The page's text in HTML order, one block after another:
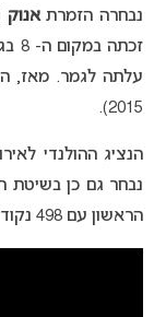
נבחרה הזמרתאנוק
עלתה לגמר. מאז,
2015).
הנציג ההולנדי
נבחר גם כן בשיטת
הראשון עם 498 נקודות לאחר 44 שנים ללא זכייה.